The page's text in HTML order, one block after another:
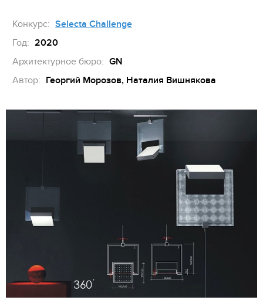
Конкурс: Selecta Challenge
Год: 2020
Архитектурное бюро: GN
Автор: Георгий Морозов, Наталия Вишнякова